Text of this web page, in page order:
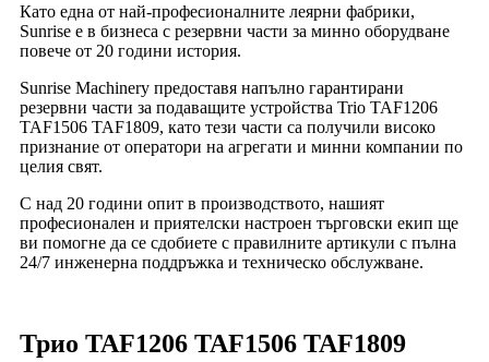
Като една от най-професионалните леярни фабрики,
Sunrise е в бизнеса с резервни части за минно оборудване
повече от 20 години история.
Sunrise Machinery предоставя напълно гарантирани
резервни части за подаващите устройства Trio TAF1206
TAF1506 TAF1809, като тези части са получили високо
признание от оператори на агрегати и минни компании по
целия свят.
С над 20 години опит в производството, нашият
професионален и приятелски настроен търговски екип ще
ви помогне да се сдобиете с правилните артикули с пълна
24/7 инженерна поддръжка и техническо обслужване.
Трио TAF1206 TAF1506 TAF1809